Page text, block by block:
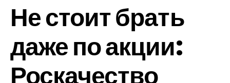
Не стоит брать
даже по акции:
Роскачество